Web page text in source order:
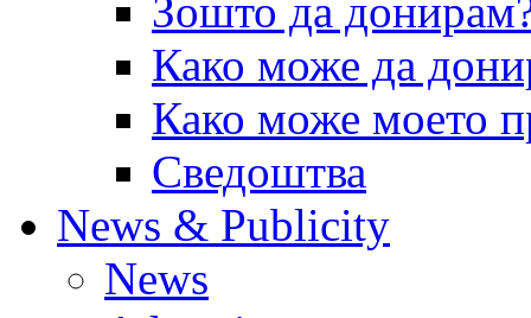
Зошто да
Како може да
Како може моето
Сведоштва
News & Publicity
News